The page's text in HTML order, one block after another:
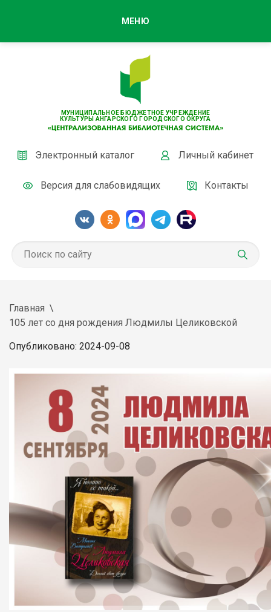
МУНИЦИПАЛЬНОЕ БЮДЖЕТНОЕ УЧРЕЖДЕНИЕ
КУЛЬТУРЫ АНГАРСКОГО ГОРОДСКОГО ОКРУГА
Электронный каталог Личный кабинет
Версия для слабовидящих Контакты
МЕНЮ
Главная
105 лет со дня рождения Людмилы Целиковской
Опубликовано: 2024-09-08